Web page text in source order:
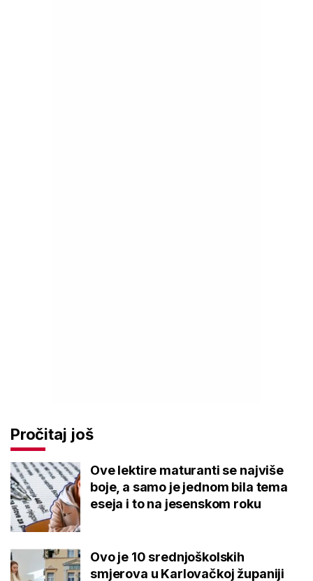
Pročitaj još
Ove lektire maturanti se najviše
boje, a samo je jednom bila tema
eseja i to na jesenskom roku
Ovo je 10 srednjoškolskih
smjerova u Karlovačkoj županiji